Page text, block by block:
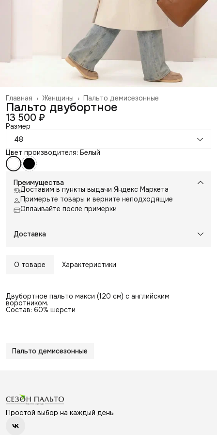
Пальто демисезонные
Женщины ›
Главная ›
Пальто двубортное
13 500 ₽
Размер
48
Цвет производителя: Белый
Преимущества
Доставим в пункты выдачи Яндекс Маркета
Примерьте товары и верните неподходящие
Оплаивайте после примерки
Доставка
О товаре Характеристики
Двубортное пальто макси (120 см) с английским
воротником.
Состав: 60% шерсти
Пальто демисезонные
Простой выбор на каждый день